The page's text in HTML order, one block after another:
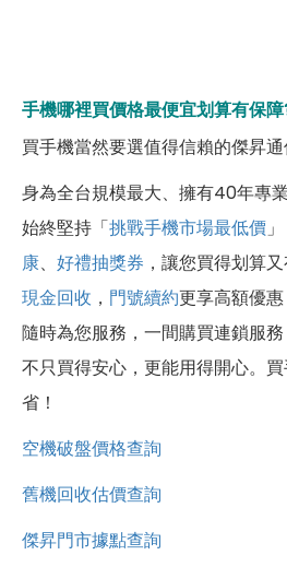
手機哪裡買價格最便宜划算有保
買手機當然要選值得信賴的傑昇通
身為全台規模最大、擁有40年專
始終堅持「挑戰手機市場最低價
康、 好禮抽獎券 ，讓您買得划算
現金回收 ， 門號續約更享高額優
隨時為您服務，一間購買連鎖服
不只買得安心，更能用得開心。
省！
空機破盤價格查詢
舊機回收估價查詢
傑昇門市據點查詢